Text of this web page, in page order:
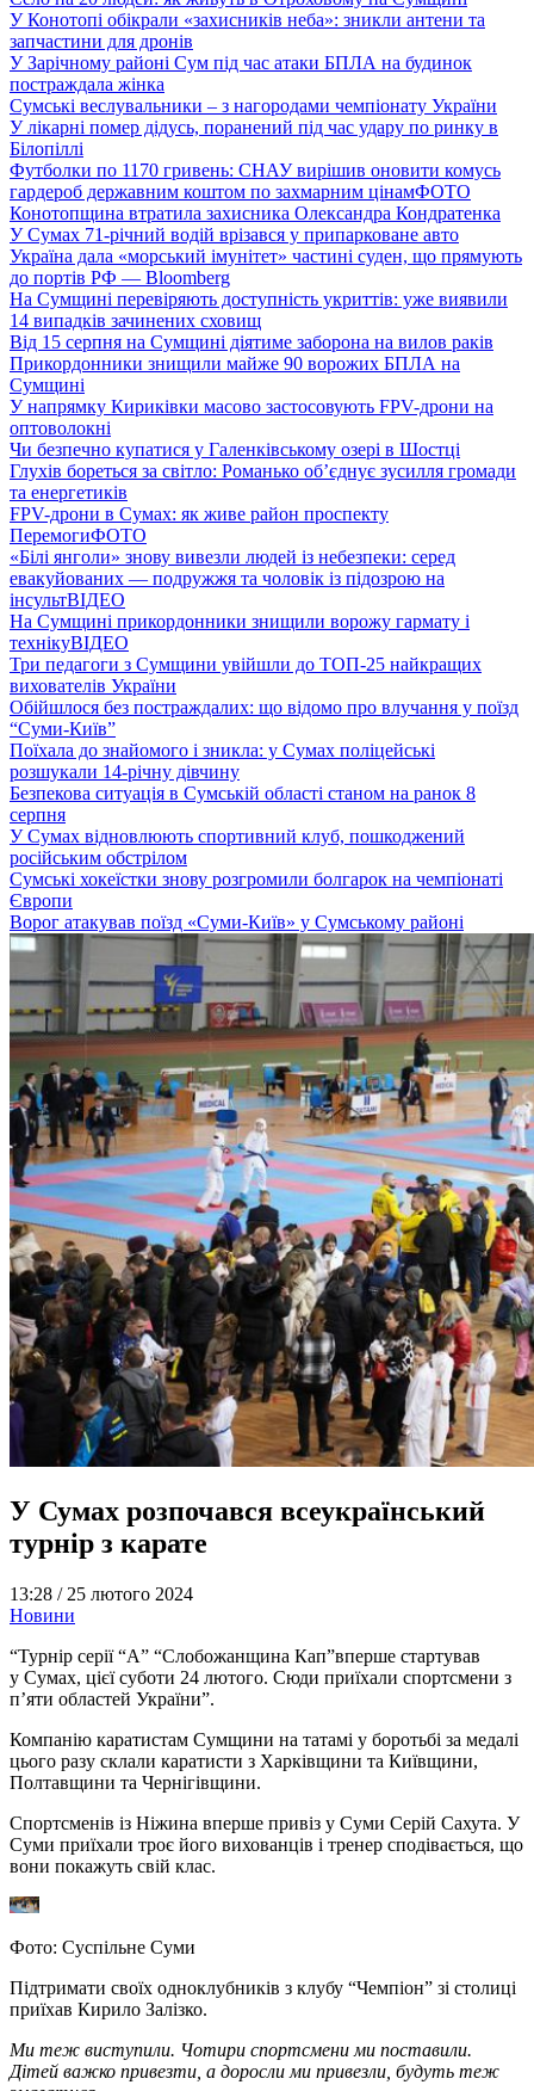
У Конотопі обікрали «захисників неба»: зникли антени та
запчастини для дронів
У Зарічному районі Сум під час атаки БПЛА на будинок
постраждала жінка
Сумські веслувальники – з нагородами чемпіонату України
У лікарні помер дідусь, поранений під час удару по ринку в
Білопіллі
Футболки по 1170 гривень: СНАУ вирішив оновити комусь
гардероб державним коштом по захмарним цінамФОТО
Конотопщина втратила захисника Олександра Кондратенка
У Сумах 71-річний водій врізався у припарковане авто
Україна дала «морський імунітет» частині суден, що прямують
до портів РФ — Bloomberg
На Сумщині перевіряють доступність укриттів: уже виявили
14 випадків зачинених сховищ
Від 15 серпня на Сумщині діятиме заборона на вилов раків
Прикордонники знищили майже 90 ворожих БПЛА на
Сумщині
У напрямку Кириківки масово застосовують FPV-дрони на
оптоволокні
Чи безпечно купатися у Галенківському озері в Шостці
Глухів бореться за світло: Романько об’єднує зусилля громади
та енергетиків
FPV-дрони в Сумах: як живе район проспекту
ПеремогиФОТО
«Білі янголи» знову вивезли людей із небезпеки: серед
евакуйованих — подружжя та чоловік із підозрою на
інсультВІДЕО
На Сумщині прикордонники знищили ворожу гармату і
технікуВІДЕО
Три педагоги з Сумщини увійшли до ТОП-25 найкращих
вихователів України
Обійшлося без постраждалих: що відомо про влучання у поїзд
“Суми-Київ”
Поїхала до знайомого і зникла: у Сумах поліцейські
розшукали 14-річну дівчину
Безпекова ситуація в Сумській області станом на ранок 8
серпня
У Сумах відновлюють спортивний клуб, пошкоджений
російським обстрілом
Сумські хокеїстки знову розгромили болгарок на чемпіонаті
Європи
Ворог атакував поїзд «Суми-Київ» у Сумському районі
У Сумах розпочався всеукраїнський
турнір з карате
13:28 / 25 лютого 2024
Новини
“Турнір серії “А” “Слобожанщина Кап”вперше стартував
у Сумах, цієї суботи 24 лютого. Сюди приїхали спортсмени з
п’яти областей України”.
Компанію каратистам Сумщини на татамі у боротьбі за медалі
цього разу склали каратисти з Харківщини та Київщини,
Полтавщини та Чернігівщини.
Спортсменів із Ніжина вперше привіз у Суми Серій Сахута. У
Суми приїхали троє його вихованців і тренер сподівається, що
вони покажуть свій клас.
Фото: Суспільне Суми
Підтримати своїх одноклубників з клубу “Чемпіон” зі столиці
приїхав Кирило Залізко.
Ми теж виступили. Чотири спортсмени ми поставили.
Дітей важко привезти, а доросли ми привезли, будуть теж